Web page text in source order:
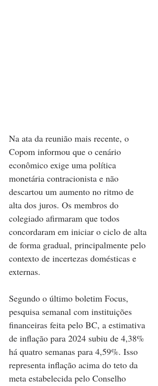
Na ata da reunião mais recente, o
Copom informou que o cenário
econômico exige uma política
monetária contracionista e não
descartou um aumento no ritmo de
alta dos juros. Os membros do
colegiado afirmaram que todos
concordaram em iniciar o ciclo de alta
de forma gradual, principalmente pelo
contexto de incertezas domésticas e
externas.
Segundo o último boletim Focus,
pesquisa semanal com instituições
financeiras feita pelo BC, a estimativa
de inflação para 2024 subiu de 4,38%
há quatro semanas para 4,59%. Isso
representa inflação acima do teto da
meta estabelecida pelo Conselho